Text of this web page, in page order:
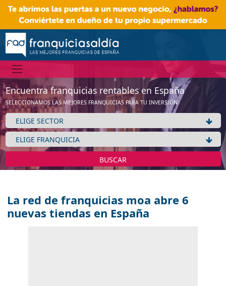
Encuentra franquicias rentables en España
SELECCIONAMOS LAS MEJORES FRANQUICIAS PARA TU INVERSIÓN
BUSCAR
La red de franquicias moa abre 6
nuevas tiendas en España